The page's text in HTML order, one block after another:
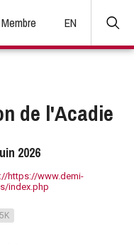
Membre EN
de l'Acadie
2026
https://www.demi-
index.php